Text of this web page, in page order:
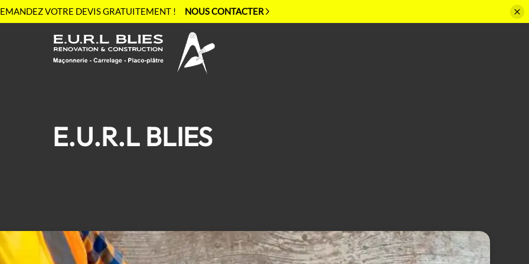
VOTRE DEVIS GRATUITEMENT ! NOUS CONTACTER
E.U.R.L BLIES